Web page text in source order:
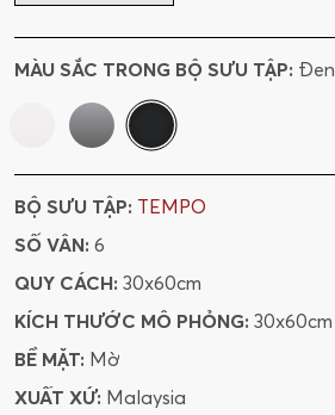
MÀU SẮC TRONG BỘ SƯU TẬP: Đen
BỘ SƯU TẬP: TEMPO
SỐ VÂN: 6
QUY CÁCH: 30x60cm
KÍCH THƯỚC MÔ PHỎNG: 30x60cm
BỀ MẶT: Mờ
XUẤT XỨ: Malaysia